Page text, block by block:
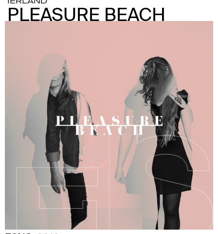
PLEASURE BEACH
PLEASURE BEACH